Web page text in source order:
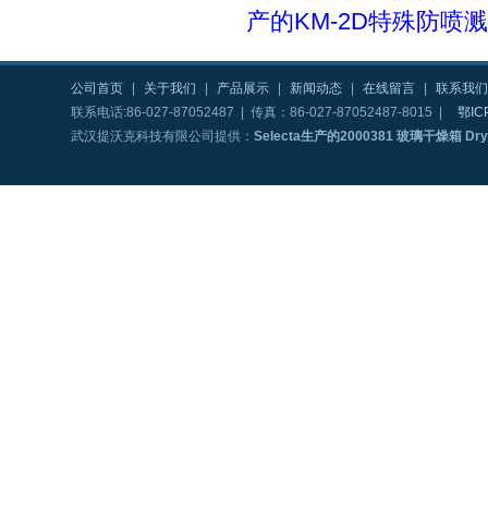
产的KM-2D特殊防喷
公司首页 关于我们 产品展示 新闻动态 在线留言
联系我们
联系电话:86-027-87052487 | 传真：86-027-87052487-8015 |
鄂
武汉提沃克科技有限公司提供： Selecta生产的2000381 玻璃干燥箱